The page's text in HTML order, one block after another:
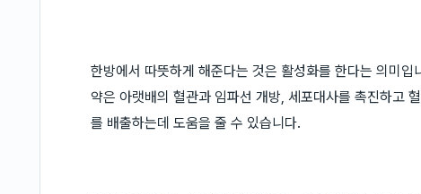
한방에서 따뜻하게 해준다는 것은 활성화를 한다는 의미
약은 아랫배의 혈관과 임파선 개방, 세포대사를 촉진하고
를 배출하는데 도움을 줄 수 있습니다.